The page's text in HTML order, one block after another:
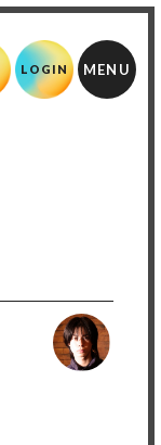
LOGIN